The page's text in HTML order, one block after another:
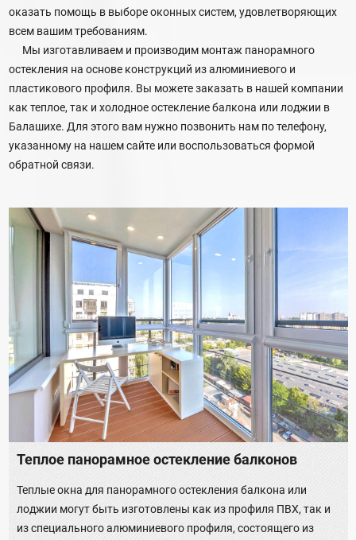
оказать помощь в выборе оконных систем, удовлетворяющих
всем вашим требованиям.
Мы изготавливаем и производим монтаж панорамного
остекления на основе конструкций из алюминиевого и
пластикового профиля. Вы можете заказать в нашей компании
как теплое, так и холодное остекление балкона или лоджии в
Балашихе. Для этого вам нужно позвонить нам по телефону,
указанному на нашем сайте или воспользоваться формой
обратной связи.
Теплое панорамное остекление балконов
Теплые окна для панорамного остекления балкона или
лоджии могут быть изготовлены как из профиля ПВХ, так и
из специального алюминиевого профиля, состоящего из